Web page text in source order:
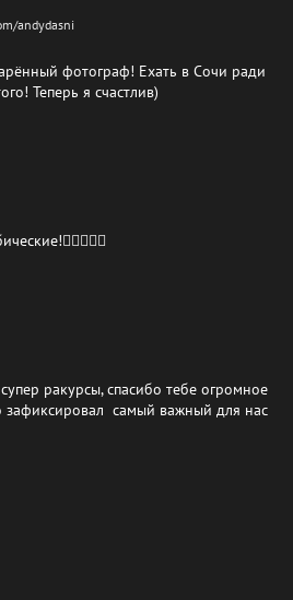
andydasni
фотограф! Ехать в Сочи ради
Теперь я счастлив)
ракурсы, спасибо тебе огромное
зафиксировал самый важный для нас